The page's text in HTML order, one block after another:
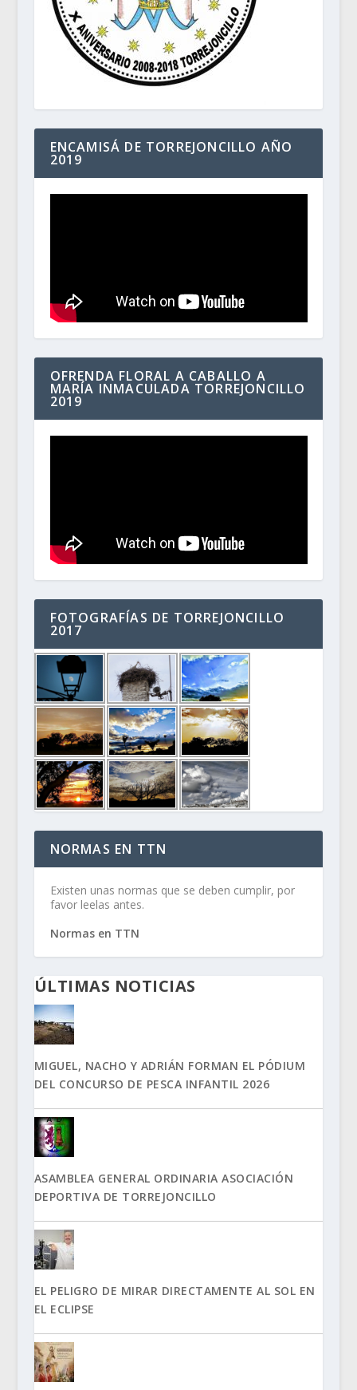
ENCAMISÁ DE TORREJONCILLO AÑO
2019
OFRENDA FLORAL A CABALLO A
MARÍA INMACULADA TORREJONCILLO
2019
FOTOGRAFÍAS DE TORREJONCILLO
2017
NORMAS EN TTN
Existen unas normas que se deben cumplir, por
favor leelas antes.
Normas en TTN
ÚLTIMAS NOTICIAS
MIGUEL, NACHO Y ADRIÁN FORMAN EL PÓDIUM
DEL CONCURSO DE PESCA INFANTIL 2026
ASAMBLEA GENERAL ORDINARIA ASOCIACIÓN
DEPORTIVA DE TORREJONCILLO
EL PELIGRO DE MIRAR DIRECTAMENTE AL SOL EN
EL ECLIPSE